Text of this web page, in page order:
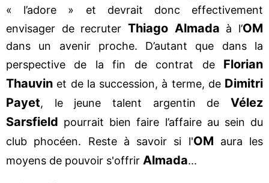
« l’adore » et devrait donc effectivement
envisager de recruter Thiago Almada à l’OM
dans un avenir proche. D’autant que dans la
perspective de la fin de contrat de Florian
Thauvin et de la succession, à terme, de Dimitri
Payet, le jeune talent argentin de Vélez
Sarsfield pourrait bien faire l’affaire au sein du
club phocéen. Reste à savoir si l'OM aura les
moyens de pouvoir s'offrir Almada...